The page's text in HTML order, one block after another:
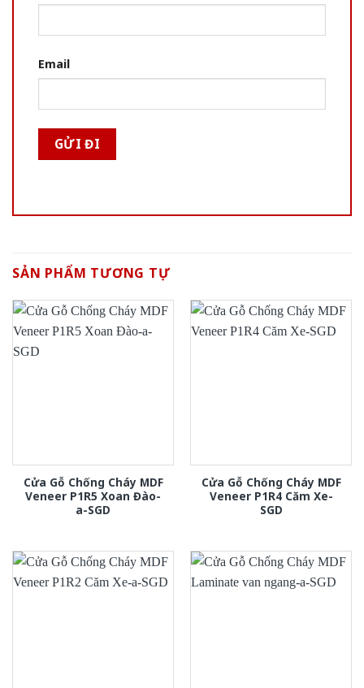
Email
SẢN PHẨM TƯƠNG TỰ
Cửa Gỗ Chống Cháy MDF
Veneer P1R5 Xoan Đào-
a-SGD
Cửa Gỗ Chống Cháy MDF
Veneer P1R4 Căm Xe-
SGD